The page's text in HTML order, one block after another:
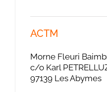
ACTM
Morne Fleuri
c/o Karl
97139 Les Abymes